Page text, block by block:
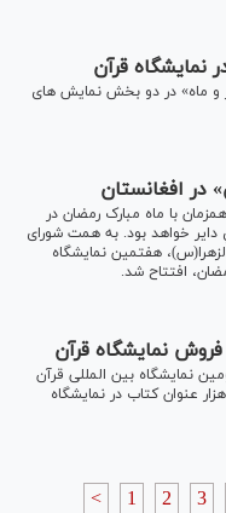
نمایشگاه قرآن
و ماه» در دو بخش نمایش های
در افغانستان
با ماه مبارک رمضان در
شد و تا 14 تيرماه جاري داير خواهد بود. به همت شورای
هفتمین نمایشگاه
افتتاح شد.
نمایشگاه بین المللی قرآن
از استقرار و آغاز به کار 210 غرفه برای عرضه 21 هزار عنوان کتاب در نمایشگاه
< 1 2 3